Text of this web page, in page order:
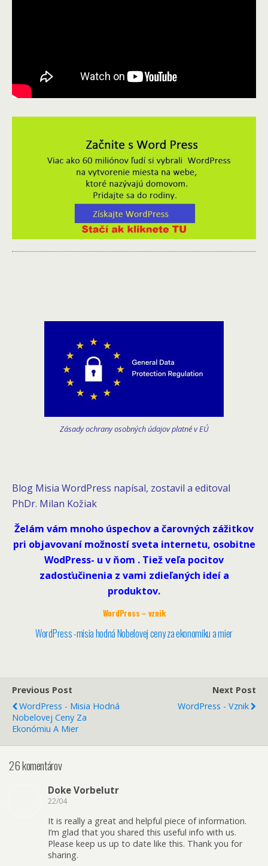
Zásady ochrany osobných údajov platné v EÚ
Blog Misia WordPress napísal, zostavil a editoval
PhDr. Milan Kožiak
Želám vám mnoho úspechov a čarovných zážitkov
pri objavovaní možností sveta internetu, osobitne
WodPress- u v ňom . Tiež veľa pocitov
zadosťučinenia z vami zdieľaných ideí a
produktov.
WordPress – vznik
WordPress -misia hodná Nobelovej ceny za ekonomiku a mier
Previous Post
WordPress - Misia Hodná
Nobelovej Ceny Za
Ekonómiu A Mier
Next Post
WordPress - Vznik
26 komentárov
Doke Vorbelutr
22/04
It is really a great and helpful piece of information.
I’m glad that you shared this useful info with us.
Please keep us up to date like this. Thank you for
sharing.